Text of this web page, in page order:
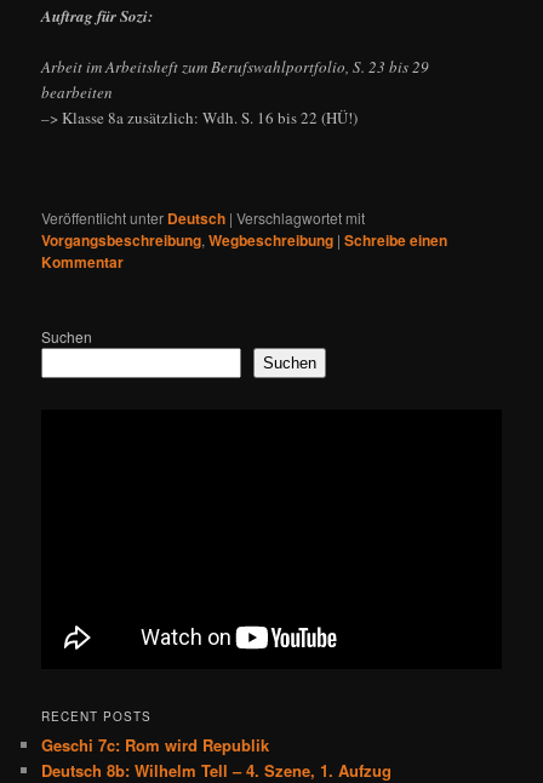
Auftrag für Sozi:
Arbeit im Arbeitsheft zum Berufswahlportfolio, S. 23 bis 29
bearbeiten
–> Klasse 8a zusätzlich: Wdh. S. 16 bis 22 (HÜ!)
Veröffentlicht unter Deutsch |Verschlagwortet mit
Vorgangsbeschreibung,Wegbeschreibung |Schreibe einen
Kommentar
Suchen
Suchen
RECENT POSTS
Geschi 7c: Rom wird Republik
Deutsch 8b: Wilhelm Tell – 4. Szene, 1. Aufzug